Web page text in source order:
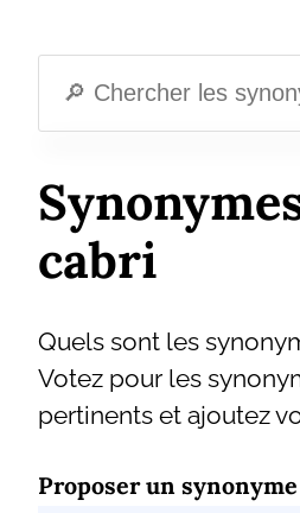
cabri
Quels sont les
Votez pour les
pertinents et ajoutez
Proposer un synonyme